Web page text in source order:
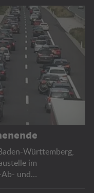
Württemberg,
im
und